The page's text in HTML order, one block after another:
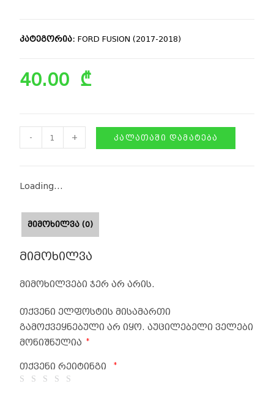
კატეგორია:FORD FUSION (2017-2018)
40.00 ₾
- + ᲙᲐᲚᲐᲗᲐᲨᲘ ᲓᲐᲛᲐᲢᲔᲑᲐ
Loading...
ᲛᲘᲛᲝᲮᲘᲚᲕᲐ (0)
მიმოხილვა
მიმოხილვები ჯერ არ არის.
თქვენი ელფოსტის მისამართი
გამოქვეყნებული არ იყო. აუცილებელი ველები
მონიშნულია
*
თქვენი რეიტინგი *